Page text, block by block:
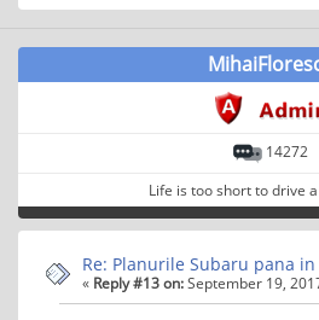
14272
Life is too short to drive
Re: Planurile Subaru pana in
« Reply #13 on:September 19,